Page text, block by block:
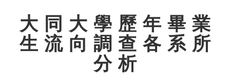
大 同 大 學 歷 年 畢 業
生 流 向 調 查 各 系 所
分 析